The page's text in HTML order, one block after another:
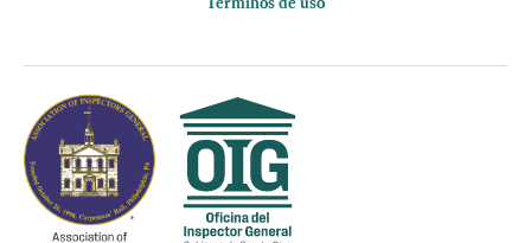
Empleos
Preguntas Frecuentes
Acceso a la información Pública
Manténte informado